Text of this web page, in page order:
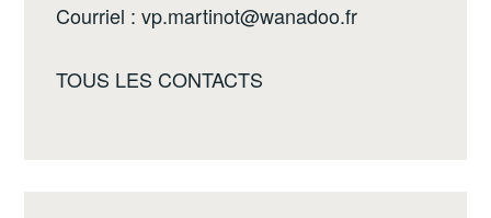
Courriel :vp.martinot@wanadoo.fr
TOUS LES CONTACTS